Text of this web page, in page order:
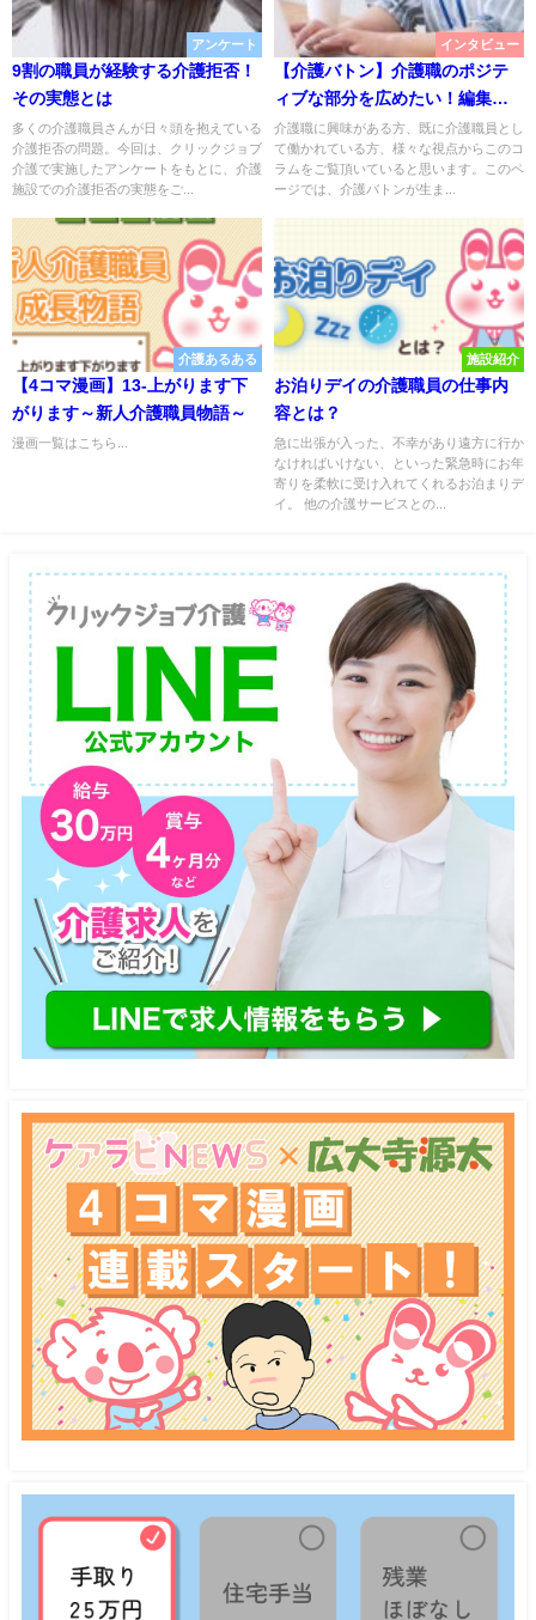
アンケート
9割の職員が経験する介護拒否！
その実態とは
多くの介護職員さんが日々頭を抱えている
介護拒否の問題。今回は、クリックジョブ
介護で実施したアンケートをもとに、介護
施設での介護拒否の実態をご...
インタビュー
【介護バトン】介護職のポジテ
ィブな部分を広めたい！編集者
が込めたアツイ想いとは
介護職に興味がある方、既に介護職員とし
て働かれている方、様々な視点からこのコ
ラムをご覧頂いていると思います。このペ
ージでは、介護バトンが生ま...
介護あるある
【4コマ漫画】13-上がります下
がります～新人介護職員物語～
漫画一覧はこちら...
施設紹介
お泊りデイの介護職員の仕事内
容とは？
急に出張が入った、不幸があり遠方に行か
なければいけない、といった緊急時にお年
寄りを柔軟に受け入れてくれるお泊まりデ
イ。 他の介護サービスとの...